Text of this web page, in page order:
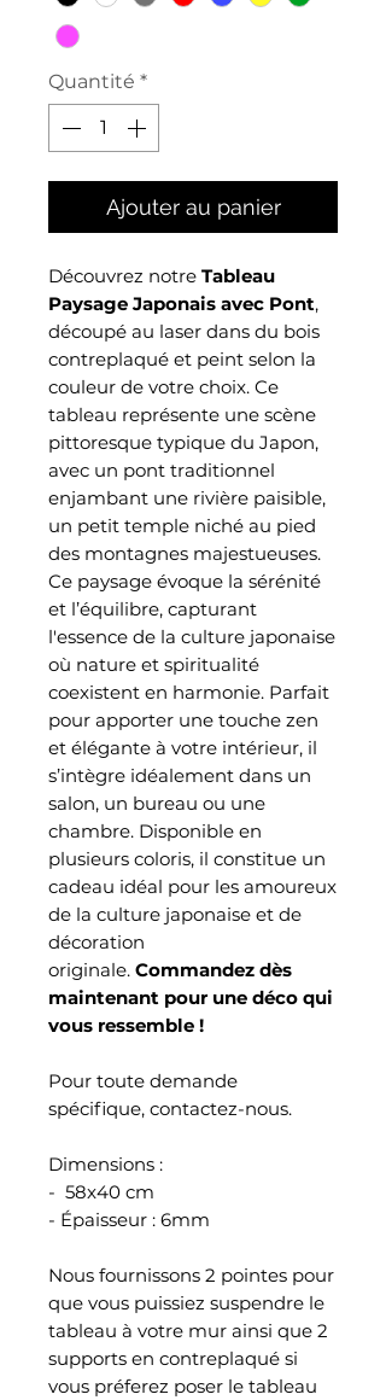
Quantité *
Ajouter au panier
Découvrez notre Tableau
Paysage Japonais avec Pont,
découpé au laser dans du bois
contreplaqué et peint selon la
couleur de votre choix. Ce
tableau représente une scène
pittoresque typique du Japon,
avec un pont traditionnel
enjambant une rivière paisible,
un petit temple niché au pied
des montagnes majestueuses.
Ce paysage évoque la sérénité
et l’équilibre, capturant
l'essence de la culture japonaise
où nature et spiritualité
coexistent en harmonie. Parfait
pour apporter une touche zen
et élégante à votre intérieur, il
s’intègre idéalement dans un
salon, un bureau ou une
chambre. Disponible en
plusieurs coloris, il constitue un
cadeau idéal pour les amoureux
de la culture japonaise et de
décoration
originale. Commandez dès
maintenant pour une déco qui
vous ressemble !
Pour toute demande
spécifique, contactez-nous.
Dimensions :
- 58x40 cm
- Épaisseur : 6mm
Nous fournissons 2 pointes pour
que vous puissiez suspendre le
tableau à votre mur ainsi que 2
supports en contreplaqué si
vous préferez poser le tableau